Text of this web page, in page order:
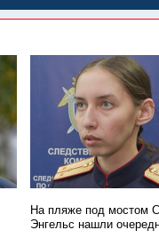
На пляже под мостом
Энгельс нашли